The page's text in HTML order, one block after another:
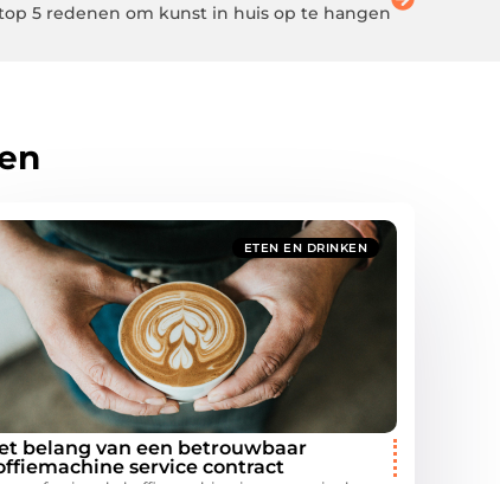
5 redenen om kunst in huis op te hangen
ETEN EN DRINKEN
belang van een betrouwbaar
service contract